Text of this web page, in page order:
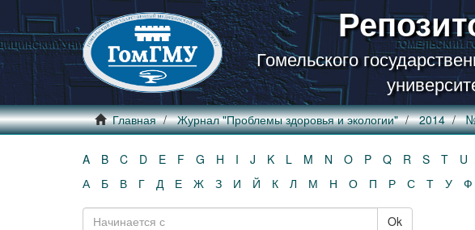
Гомельского
Главная Журнал "Проблемы здоровья и экологии" 2014
A B C D E F G H I J K L M N O P Q R S T U
А
Б В Г Д Е Ж З И Й К Л М Н О П Р С Т У Ф
Ok